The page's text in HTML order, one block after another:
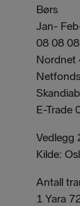
Børs
Jan-
08 08
Nordnet
E-Trade
Vedlegg
Kilde:
Antall
1 Yara